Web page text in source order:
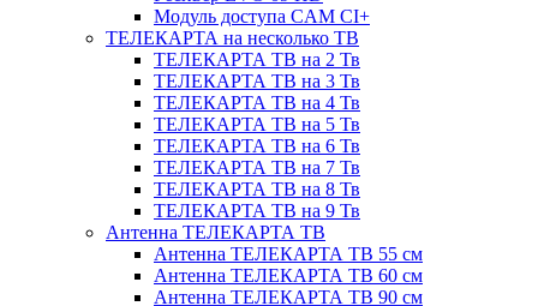
Модуль доступа CAM CI+
ТЕЛЕКАРТА на несколько ТВ
ТЕЛЕКАРТА ТВ на 2 Тв
ТЕЛЕКАРТА ТВ на 3 Тв
ТЕЛЕКАРТА ТВ на 4 Тв
ТЕЛЕКАРТА ТВ на 5 Тв
ТЕЛЕКАРТА ТВ на 6 Тв
ТЕЛЕКАРТА ТВ на 7 Тв
ТЕЛЕКАРТА ТВ на 8 Тв
ТЕЛЕКАРТА ТВ на 9 Тв
Антенна ТЕЛЕКАРТА ТВ
Антенна ТЕЛЕКАРТА ТВ 55 см
Антенна ТЕЛЕКАРТА ТВ 60 см
Антенна ТЕЛЕКАРТА ТВ 90 см